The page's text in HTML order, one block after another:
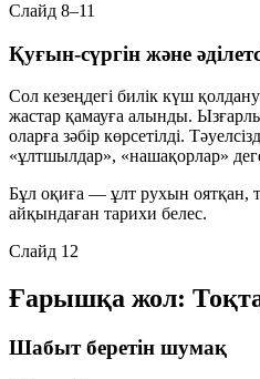
Слайд 8–11
Қуғын-сүргін және
Сол кезеңдегі билік күш
жастар қамауға алынды.
оларға зәбір көрсетілді.
«ұлтшылдар», «нашақорлар»
Бұл оқиға — ұлт рухын оятқан,
айқындаған тарихи белес.
Слайд 12
Ғарышқа жол:
Шабыт беретін шумақ